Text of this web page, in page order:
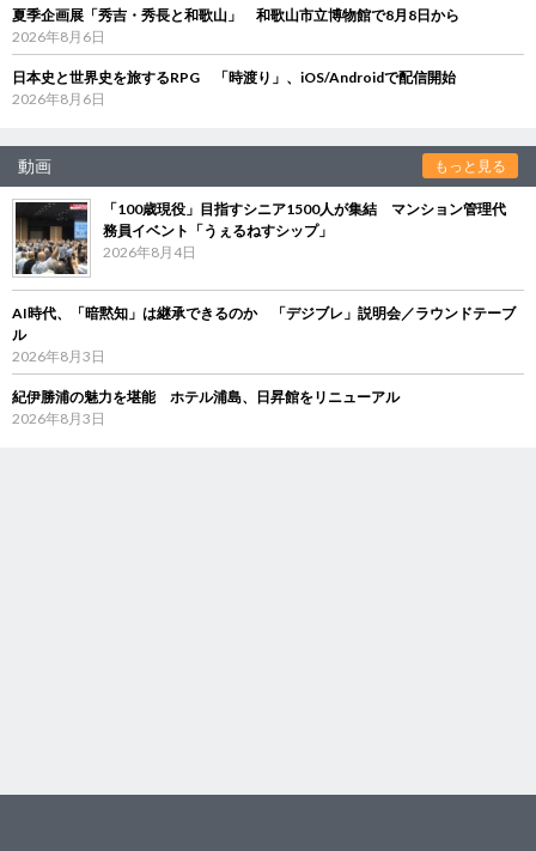
夏季企画展「秀吉・秀長と和歌山」 和歌山市立博物館で8月8日から
2026年8月6日
日本史と世界史を旅するRPG 「時渡り」、iOS/Androidで配信開始
2026年8月6日
動画 もっと見る
「100歳現役」目指すシニア1500人が集結 マンション管理代
務員イベント「うぇるねすシップ」
2026年8月4日
AI時代、「暗黙知」は継承できるのか 「デジブレ」説明会／ラウンドテーブ
ル
2026年8月3日
紀伊勝浦の魅力を堪能 ホテル浦島、日昇館をリニューアル
2026年8月3日